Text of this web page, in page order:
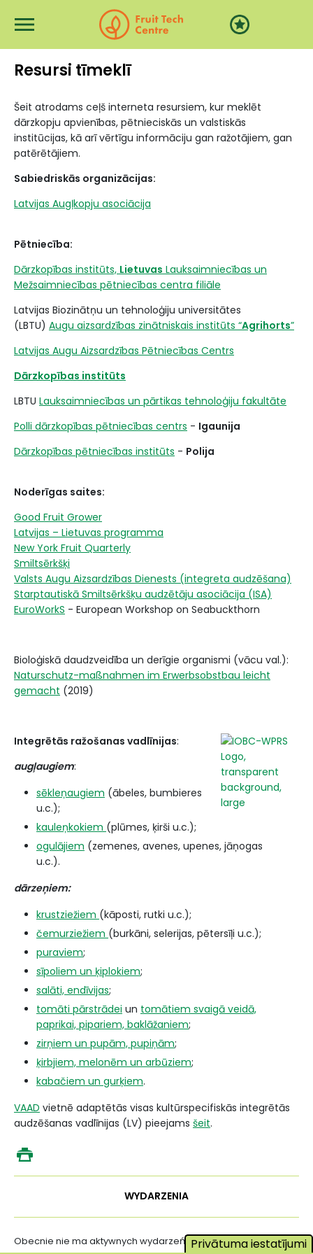
Resursi tīmeklī
Šeit atrodams ceļš interneta resursiem, kur meklēt
dārzkopju apvienības, pētnieciskās un valstiskās
institūcijas, kā arī vērtīgu informāciju gan ražotājiem, gan
patērētājiem.
Sabiedriskās organizācijas:
Latvijas Augļkopju asociācija
Pētniecība:
Dārzkopības institūts, Lietuvas Lauksaimniecības un
Mežsaimniecības pētniecības centra filiāle
Latvijas Biozinātņu un tehnoloģiju universitātes
(LBTU) Augu aizsardzības zinātniskais institūts “Agrihorts”
Latvijas Augu Aizsardzības Pētniecības Centrs
Dārzkopības institūts
LBTU Lauksaimniecības un pārtikas tehnoloģiju fakultāte
Polli dārzkopības pētniecības centrs - Igaunija
Dārzkopības pētniecības institūts - Polija
Noderīgas saites:
Good Fruit Grower
Latvijas – Lietuvas programma
New York Fruit Quarterly
Smiltsērkšķi
Valsts Augu Aizsardzības Dienests (integreta audzēšana)
Starptautiskā Smiltsērkšķu audzētāju asociācija (ISA)
EuroWorkS - European Workshop on Seabuckthorn
Bioloģiskā daudzveidība un derīgie organismi (vācu val.):
Naturschutz-maßnahmen im Erwerbsobstbau leicht
gemacht (2019)
Integrētās ražošanas vadlīnijas:
augļaugiem:
sēkleņaugiem (ābeles, bumbieres
u.c.);
kauleņkokiem (plūmes, ķirši u.c.);
ogulājiem (zemenes, avenes, upenes, jāņogas
u.c.).
dārzeņiem:
krustziežiem (kāposti, rutki u.c.);
čemurziežiem (burkāni, selerijas, pētersīļi u.c.);
puraviem;
sīpoliem un ķiplokiem;
salāti, endīvijas;
tomāti pārstrādei un tomātiem svaigā veidā,
paprikai, pipariem, baklāžaniem;
zirņiem un pupām, pupiņām;
ķirbjiem, melonēm un arbūziem;
kabačiem un gurķiem.
VAAD vietnē adaptētās visas kultūrspecifiskās integrētās
audzēšanas vadlīnijas (LV) pieejams šeit.
WYDARZENIA
Obecnie nie ma aktywnych wydarzeń ...Privātuma iestatījumi